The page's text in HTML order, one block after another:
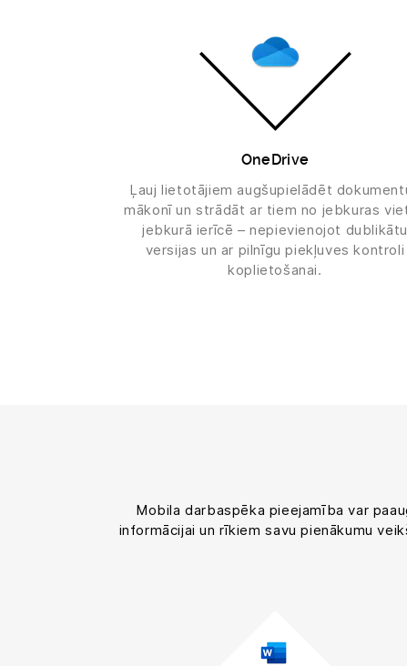
OneDrive
Ļauj lietotājiem augšupielādēt
mākonī un strādāt ar tiem no jebkuras
jebkurā ierīcē – nepievienojot dublikātu
versijas un ar pilnīgu piekļuves kontroli
koplietošanai.
Mobila darbaspēka pieejamība var
informācijai un rīkiem savu pienākumu